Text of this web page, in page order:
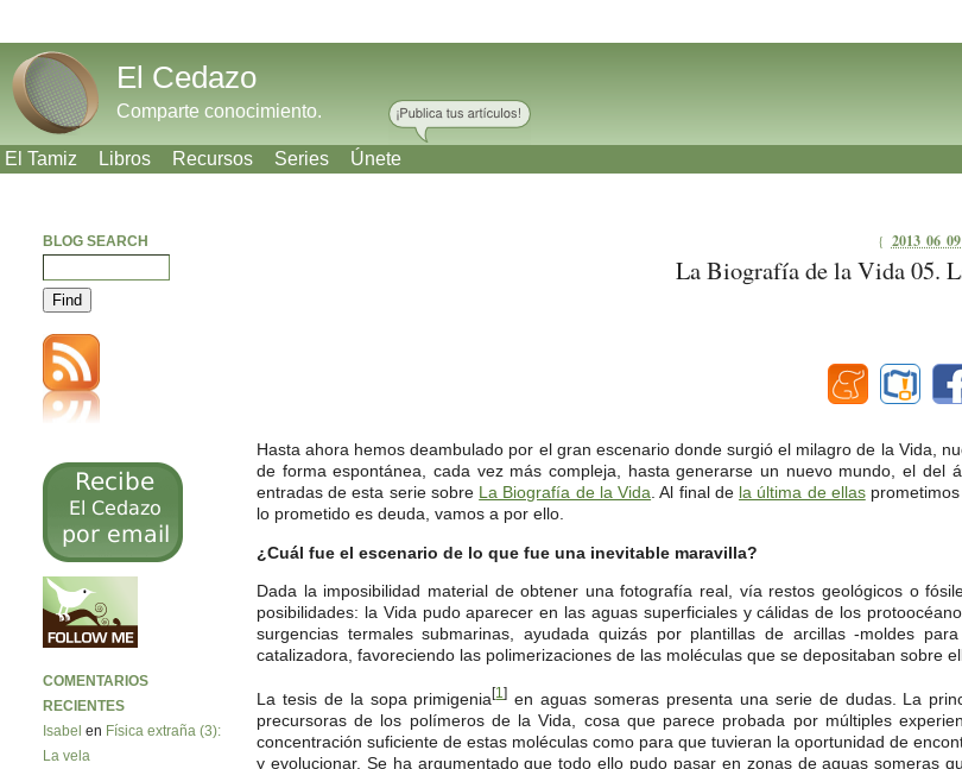
El Cedazo
Comparte conocimiento.
El Tamiz Libros Recursos Series Únete
{ 2013 06 09
La Biografía de la Vida 05.
Hasta ahora hemos deambulado por el gran escenario donde surgió el milagro de la Vida,
de forma espontánea, cada vez más compleja, hasta generarse un nuevo mundo, el del
entradas de esta serie sobre La Biografía de la Vida . Al final de la última de ellasprometimos
lo prometido es deuda, vamos a por ello.
¿Cuál fue el escenario de lo que fue una inevitable maravilla?
Dada la imposibilidad material de obtener una fotografía real, vía restos geológicos o
posibilidades: la Vida pudo aparecer en las aguas superficiales y cálidas de los
surgencias termales submarinas, ayudada quizás por plantillas de arcillas -moldes
catalizadora, favoreciendo las polimerizaciones de las moléculas que se depositaban sobre
La tesis de la sopa primigenia[1] en aguas someras presenta una serie de dudas. La
precursoras de los polímeros de la Vida, cosa que parece probada por múltiples
concentración suficiente de estas moléculas como para que tuvieran la oportunidad de
y evolucionar. Se ha argumentado que todo ello pudo pasar en zonas de aguas someras
BLOG SEARCH
COMENTARIOS
RECIENTES
Isabel en Física extraña (3):
La vela